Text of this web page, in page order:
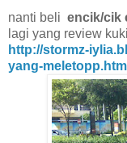
nanti beli encik/cik
lagi yang review
http://stormz-
yang-meletopp.htm